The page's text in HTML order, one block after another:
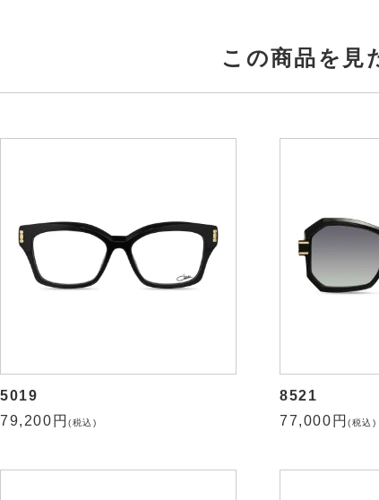
この商品を見
5019
79,200円(税込)
8521
77,000円(税込)